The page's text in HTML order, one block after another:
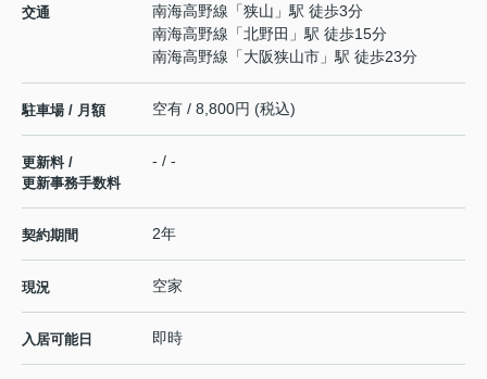
交通 南海高野線 「狭山 」駅 徒歩3分
南海高野線 「北野田 」駅 徒歩15分
南海高野線 「大阪狭山市 」駅 徒歩23分
駐車場 / 月額 空有 / 8,800円 (税込)
更新料 /
更新事務手数料
- / -
契約期間 2年
現況 空家
入居可能日 即時